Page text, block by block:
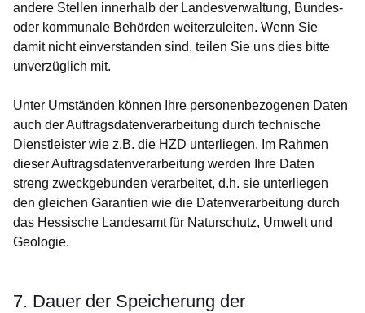
andere Stellen innerhalb der Landesverwaltung, Bundes-
oder kommunale Behörden weiterzuleiten. Wenn Sie
damit nicht einverstanden sind, teilen Sie uns dies bitte
unverzüglich mit.
Unter Umständen können Ihre personenbezogenen Daten
auch der Auftragsdatenverarbeitung durch technische
Dienstleister wie z.B. die HZD unterliegen. Im Rahmen
dieser Auftragsdatenverarbeitung werden Ihre Daten
streng zweckgebunden verarbeitet, d.h. sie unterliegen
den gleichen Garantien wie die Datenverarbeitung durch
das Hessische Landesamt für Naturschutz, Umwelt und
Geologie.
7. Dauer der Speicherung der